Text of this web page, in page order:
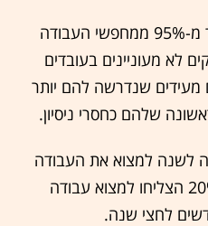
לפי הסקר של דרושים IL, יותר מ-95% ממחפשי העבודה
לא מעוניינים בעובדים
יותר מ-44% מהם מעידים שנדרשה להם יותר
שלהם כחסרי ניסיון.
שנה לשנה למצוא את העבודה
הראשונה שלהם בהייטק ו- 20% הצליחו למצוא עבודה
לחצי שנה.